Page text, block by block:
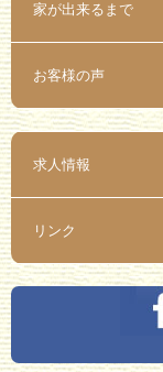
家が出来るまで
お客様の声
求人情報
リンク